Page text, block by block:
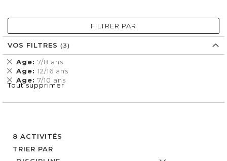
8 ACTIVITÉS
TRIER PAR
FILTRER PAR
VOS FILTRES
Age 7/8 ans
Supprimer
cet
Élément
Age 12/16 ans
Supprimer
cet
Élément
Age 7/10 ans
Supprimer
cet
Tout supprimer